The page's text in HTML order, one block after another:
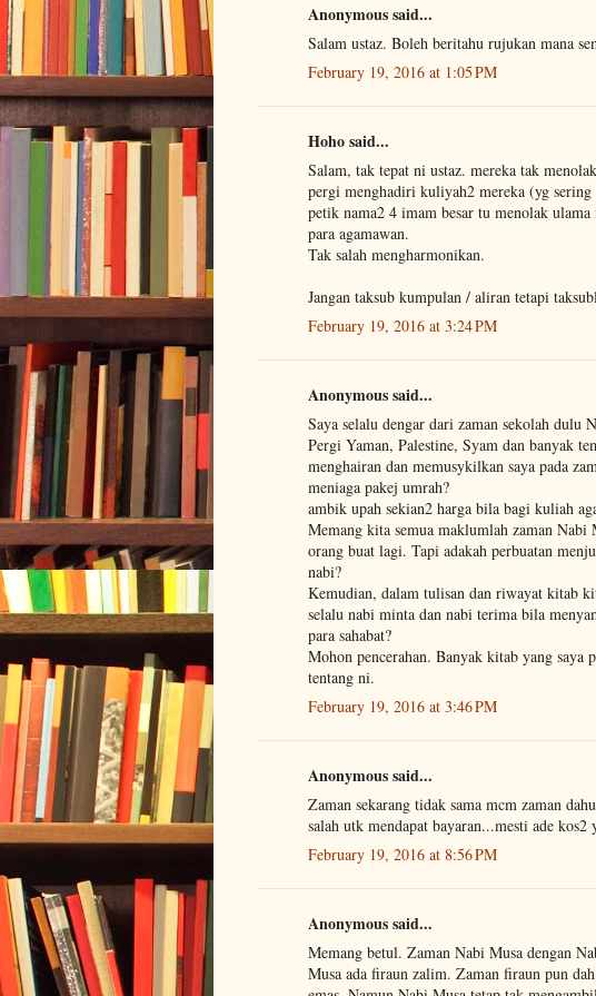
Anonymous said...
Salam ustaz. Boleh beritahu rujukan mana
February 19, 2016 at 1:05 PM
Hoho said...
Salam, tak tepat ni ustaz. mereka tak
pergi menghadiri kuliyah2 mereka (yg
petik nama2 4 imam besar tu menolak
para agamawan.
Tak salah mengharmonikan.
Jangan taksub kumpulan / aliran tetapi
February 19, 2016 at 3:24 PM
Anonymous said...
Saya selalu dengar dari zaman sekolah dulu
Pergi Yaman, Palestine, Syam dan banyak
menghairan dan memusykilkan saya pada
meniaga pakej umrah?
ambik upah sekian2 harga bila bagi kuliah
Memang kita semua maklumlah zaman
orang buat lagi. Tapi adakah perbuatan
nabi?
Kemudian, dalam tulisan dan riwayat kitab
selalu nabi minta dan nabi terima bila
para sahabat?
Mohon pencerahan. Banyak kitab yang saya
tentang ni.
February 19, 2016 at 3:46 PM
Anonymous said...
Zaman sekarang tidak sama mcm zaman
salah utk mendapat bayaran...mesti ade kos2
February 19, 2016 at 8:56 PM
Anonymous said...
Memang betul. Zaman Nabi Musa dengan
Musa ada firaun zalim. Zaman firaun pun